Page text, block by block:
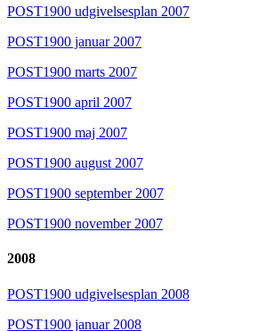
POST1900 udgivelsesplan 2007
POST1900 januar 2007
POST1900 marts 2007
POST1900 april 2007
POST1900 maj 2007
POST1900 august 2007
POST1900 september 2007
POST1900 november 2007
2008
POST1900 udgivelsesplan 2008
POST1900 januar 2008